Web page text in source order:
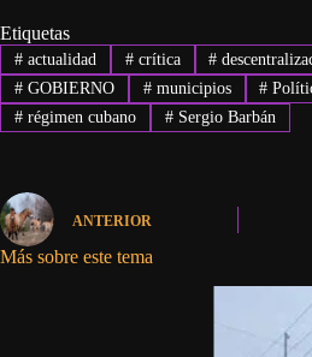
Etiquetas
#actualidad #crítica #
#GOBIERNO #municipios #
#régimen cubano #Sergio Barbán
ANTERIOR
Más sobre este tema